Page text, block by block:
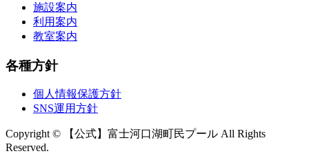
施設案内
利用案内
教室案内
各種方針
個人情報保護方針
SNS運用方針
Copyright © 【公式】富士河口湖町民プール All Rights
Reserved.